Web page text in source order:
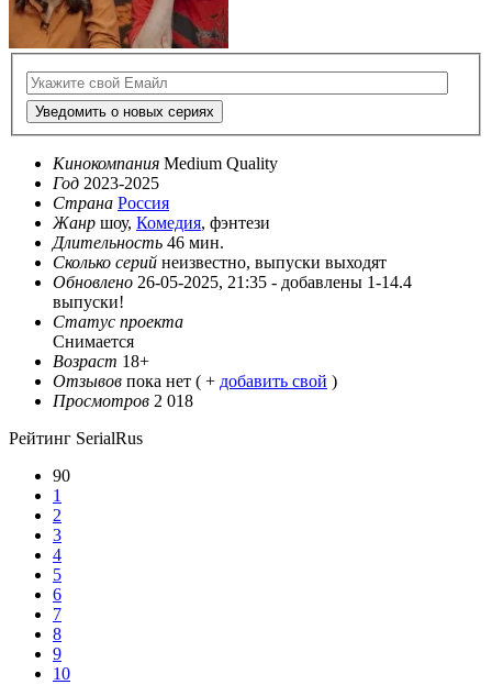
Уведомить о новых сериях
Кинокомпания Medium Quality
Год 2023-2025
Страна Россия
Жанр шоу, Комедия, фэнтези
Длительность 46 мин.
Сколько серий неизвестно, выпуски выходят
Обновлено 26-05-2025, 21:35 - добавлены 1-14.4
выпуски!
Статус проекта
Снимается
Возраст 18+
Отзывов пока нет ( + добавить свой )
Просмотров 2 018
Рейтинг SerialRus
90
1
2
3
4
5
6
7
8
9
10